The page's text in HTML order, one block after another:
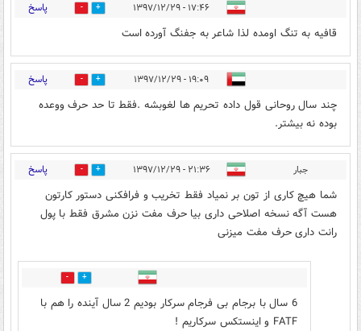
۱۷:۴۶ - ۱۳۹۷/۱۲/۲۹ 5 پاسخ
قافیه به تنگ اومده لذا شاعر به جفنگ آورده است
۱۹:۰۹ - ۱۳۹۷/۱۲/۲۹ 3 پاسخ
چند سال روحانی قول داده تحریم ها لغوبشه .فقط تا حد حرف ووعده
بوده نه بیشتر.
جبار ۲۱:۳۶ - ۱۳۹۷/۱۲/۲۹ 2 پاسخ
شما هیچ کاری از تون بر نمیاد فقط تخریب و فرافکنی دستور کارتون
هست آگه نسخه اصلاحی داری بیا حرف مفت نزن مشرق فقط با پول
رانت داری حرف مفت میزنی
4
6 سال با برجام بی فرجام سرکار بودیم 2 سال آینده را هم با
FATF و اینستکس سرکاریم !